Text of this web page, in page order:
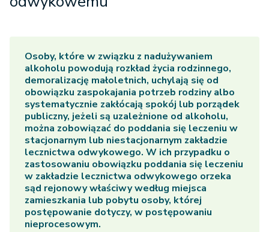
Osoby, które w związku z nadużywaniem
alkoholu powodują rozkład życia rodzinnego,
demoralizację małoletnich, uchylają się od
obowiązku zaspokajania potrzeb rodziny albo
systematycznie zakłócają spokój lub porządek
publiczny, jeżeli są uzależnione od alkoholu,
można zobowiązać do poddania się leczeniu w
stacjonarnym lub niestacjonarnym zakładzie
lecznictwa odwykowego. W ich przypadku o
zastosowaniu obowiązku poddania się leczeniu
w zakładzie lecznictwa odwykowego orzeka
sąd rejonowy właściwy według miejsca
zamieszkania lub pobytu osoby, której
postępowanie dotyczy, w postępowaniu
nieprocesowym.